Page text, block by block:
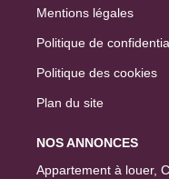
Mentions légales
Politique de
Politique des cookies
Plan du site
NOS ANNONCES
Appartement à louer,